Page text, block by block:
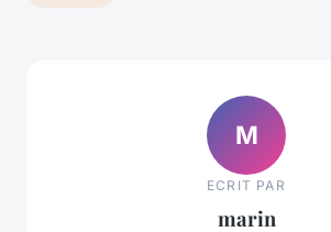
M
ECRIT PAR
marin